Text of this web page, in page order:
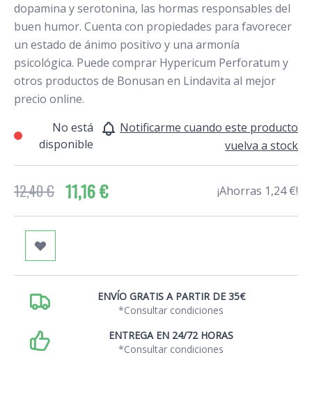
dopamina y serotonina, las hormas responsables del
buen humor. Cuenta con propiedades para favorecer
un estado de ánimo positivo y una armonía
psicológica. Puede comprar Hypericum Perforatum y
otros productos de Bonusan en Lindavita al mejor
precio online.
No está
disponible
Notificarme cuando este producto
vuelva a stock
12,40 € 11,16 € ¡Ahorras 1,24 €!
ENVÍO GRATIS A PARTIR DE 35€
*Consultar condiciones
ENTREGA EN 24/72 HORAS
*Consultar condiciones